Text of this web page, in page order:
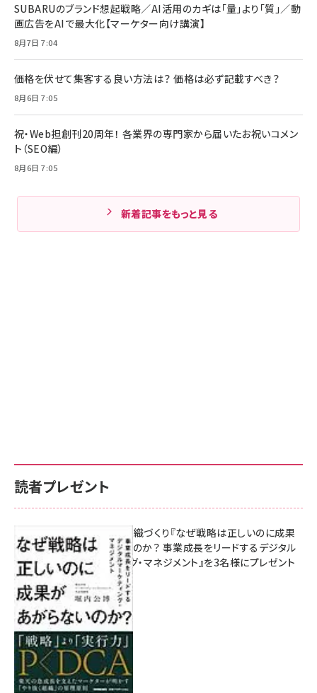
SUBARUのブランド想起戦略／AI活用のカギは「量」より「質」／動
画広告をAIで最大化【マーケター向け講演】
8月7日 7:04
価格を伏せて集客する良い方法は？ 価格は必ず記載すべき？
8月6日 7:05
祝・Web担創刊20周年！ 各業界の専門家から届いたお祝いコメン
ト（SEO編）
8月6日 7:05
新着記事をもっと見る
読者プレゼント
成果を生む組織づくり『なぜ戦略は正しいのに成果
があがらないのか？ 事業成長をリードするデジタル
マーケティング・マネジメント』を3名様にプレゼント
8月7日 10:00